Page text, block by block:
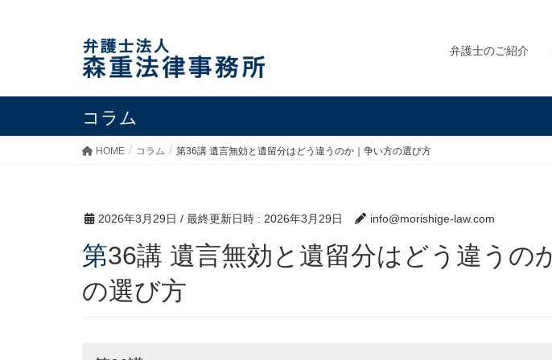
弁護士のご紹介
コラム
HOME コラム 第36講 遺言無効と遺留分はどう違うのか｜争い方の選び方
2026年3月29日 / 最終更新日時 : 2026年3月29日 info@morishige-law.com
第36講 遺言無効と遺留分はどう違うのか｜争い方
の選び方